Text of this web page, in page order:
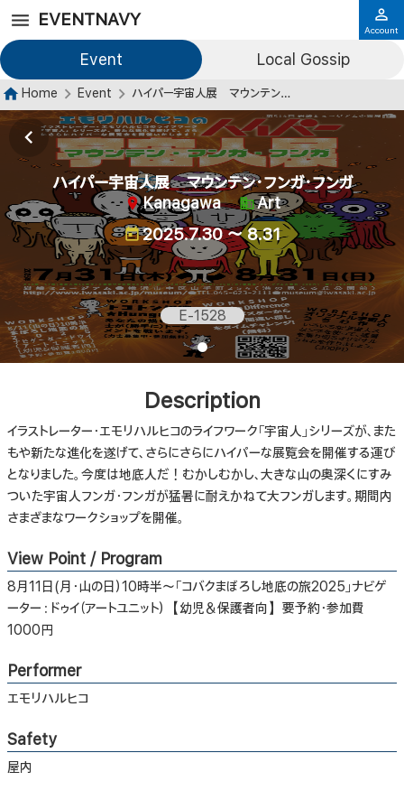
EVENTNAVY
Event Local Gossip
Account
Home Event ハイパー宇宙人展 マウンテン・フンガ・フンガ
ハイパー宇宙人展 マウンテン・フンガ・フンガ
Kanagawa Art
2025.7.30 ～ 8.31
E-1528
Description
イラストレーター・エモリハルヒコのライフワーク「宇宙人」シリーズが、また
もや新たな進化を遂げて、さらにさらにハイパーな展覧会を開催する運び
となりました。今度は地底人だ！むかしむかし、大きな山の奥深くにすみ
ついた宇宙人フンガ・フンガが猛暑に耐えかねて大フンガします。期間内
さまざまなワークショップを開催。
View Point / Program
8月11日(月・山の日）10時半〜「コバクまぼろし地底の旅2025」ナビゲ
ーター：ドゥイ（アートユニット）【幼児＆保護者向】要予約・参加費
1000円
Performer
エモリハルヒコ
Safety
屋内